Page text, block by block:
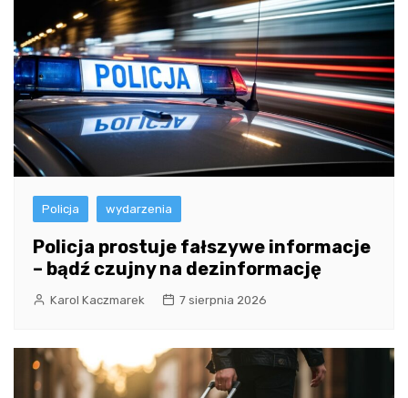
Policja wydarzenia
Policja prostuje fałszywe informacje
– bądź czujny na dezinformację
Karol Kaczmarek 7 sierpnia 2026